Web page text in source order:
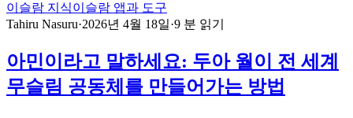
이슬람 지식이슬람 앱과 도구
Tahiru Nasuru·2026년 4월 18일·9 분 읽기
아민이라고 말하세요: 두아 월이 전 세계
무슬림 공동체를 만들어가는 방법